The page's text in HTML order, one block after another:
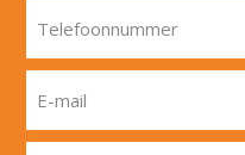
Telefoonnummer
E-mail